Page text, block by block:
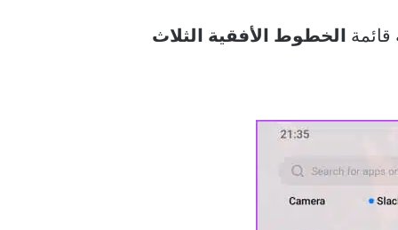
الخطوط الأفقية الثلاث